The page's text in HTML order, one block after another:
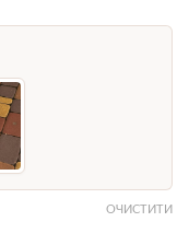
ОЧИСТИТИ